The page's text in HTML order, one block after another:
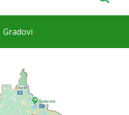
Gradovi